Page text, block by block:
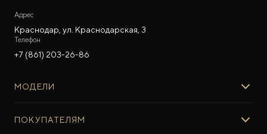
Адрес
Краснодар, ул. Краснодарская, 3
Телефон
+7 (861) 203-26-86
МОДЕЛИ
ROX ADAMAS
ПОКУПАТЕЛЯМ